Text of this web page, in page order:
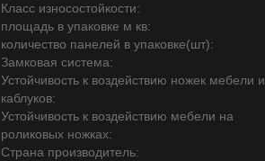
Класс износостойкости:
площадь в упаковке м кв:
количество панелей в упаковке(шт):
Замковая система:
Устойчивость к воздействию ножек мебели и
каблуков:
Устойчивость к воздействию мебели на
роликовых ножках:
Страна производитель: